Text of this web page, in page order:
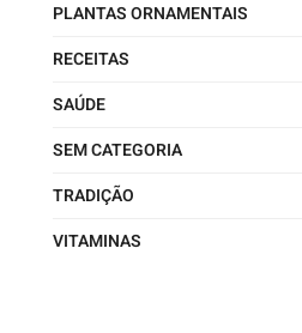
PLANTAS ORNAMENTAIS
RECEITAS
SAÚDE
SEM CATEGORIA
TRADIÇÃO
VITAMINAS